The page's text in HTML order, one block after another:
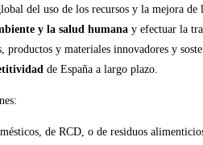
del uso de los recursos y la mejora
y la salud humanay efectuar la
y materiales innovadores y
de España a largo plazo.
de RCD, o de residuos